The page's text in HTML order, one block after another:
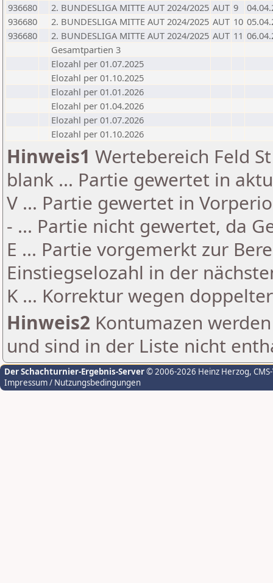
936680
2. BUNDESLIGA MITTE AUT 2024/2025 AUT 9
936680
2. BUNDESLIGA MITTE AUT 2024/2025 AUT 10
936680
2. BUNDESLIGA MITTE AUT 2024/2025 AUT 11
Gesamtpartien 3
Elozahl per 01.07.2025
Elozahl per 01.10.2025
Elozahl per 01.01.2026
Elozahl per 01.04.2026
Elozahl per 01.07.2026
Elozahl per 01.10.2026
Hinweis1 Wertebereich Feld
blank ... Partie gewertet in
V ... Partie gewertet in
- ... Partie nicht gewertet, da
E ... Partie vorgemerkt zur
Einstiegselozahl in der
K ... Korrektur wegen
Hinweis2 Kontumazen
und sind in der Liste nicht
Der Schachturnier-Ergebnis-Server© 2006-2026 Heinz Herzog,
Impressum / Nutzungsbedingungen